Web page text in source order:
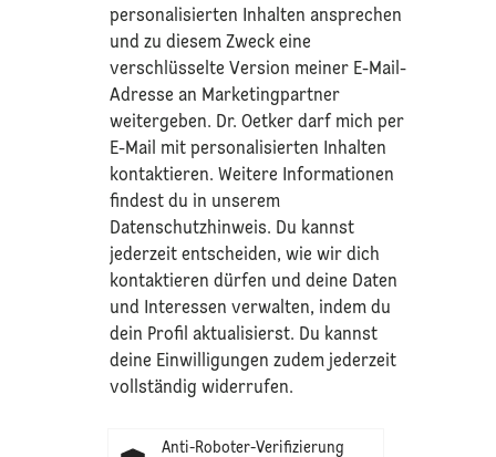
personalisierten Inhalten ansprechen
und zu diesem Zweck eine
verschlüsselte Version meiner E-Mail-
Adresse an Marketingpartner
weitergeben. Dr. Oetker darf mich per
E-Mail mit personalisierten Inhalten
kontaktieren. Weitere Informationen
findest du in unserem
Datenschutzhinweis. Du kannst
jederzeit entscheiden, wie wir dich
kontaktieren dürfen und deine Daten
und Interessen verwalten, indem du
dein Profil aktualisierst. Du kannst
deine Einwilligungen zudem jederzeit
vollständig widerrufen.
Anti-Roboter-Verifizierung